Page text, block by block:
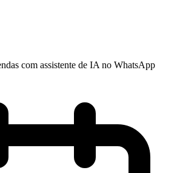
com assistente de IA no WhatsApp